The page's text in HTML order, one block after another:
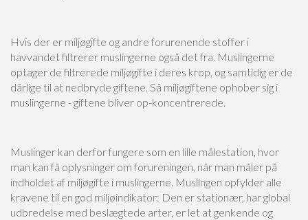
Hvis der er miljøgifte og andre forurenende stoffer i
havvandet filtrerer muslingerne også det fra. Muslingerne
optager de filtrerede miljøgifte i deres krop, og samtidig er de
dårlige til at nedbryde giftene. Så miljøgiftene ophober sig i
muslingerne - giftene bliver op-koncentrerede.
Muslinger kan derfor fungere som en lille målestation, hvor
man kan få oplysninger om forureningen, når man måler på
indholdet af miljøgifte i muslingerne. Muslingen opfylder alle
kravene til en god miljøindikator: Den er stationær, har global
udbredelse med beslægtede arter, er let at genkende og